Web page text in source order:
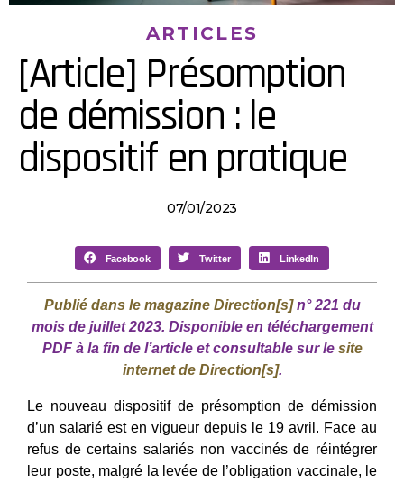
ARTICLES
[Article] Présomption
de démission : le
dispositif en pratique
07/01/2023
Facebook Twitter LinkedIn
Publié dans le magazine Direction[s]n° 221 du
mois de juillet 2023. Disponible en téléchargement
PDF à la fin de l’article et consultable sur le site
internet de Direction[s].
Le nouveau dispositif de présomption de démission
d’un salarié est en vigueur depuis le 19 avril. Face au
refus de certains salariés non vaccinés de réintégrer
leur poste, malgré la levée de l’obligation vaccinale, le